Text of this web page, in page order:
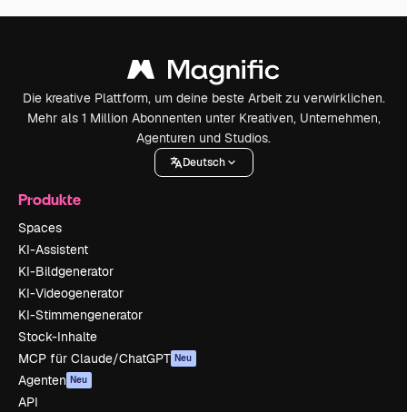
Die kreative Plattform, um deine beste Arbeit zu verwirklichen.
Mehr als 1 Million Abonnenten unter Kreativen, Unternehmen,
Agenturen und Studios.
Deutsch
Produkte
Spaces
KI-Assistent
KI-Bildgenerator
KI-Videogenerator
KI-Stimmengenerator
Stock-Inhalte
MCP für Claude/ChatGPT Neu
Agenten Neu
API